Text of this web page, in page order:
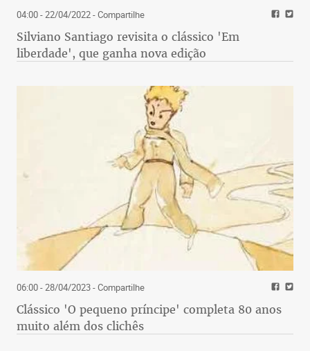
04:00 - 22/04/2022- Compartilhe
Silviano Santiago revisita o clássico 'Em
liberdade', que ganha nova edição
06:00 - 28/04/2023- Compartilhe
Clássico 'O pequeno príncipe' completa 80 anos
muito além dos clichês